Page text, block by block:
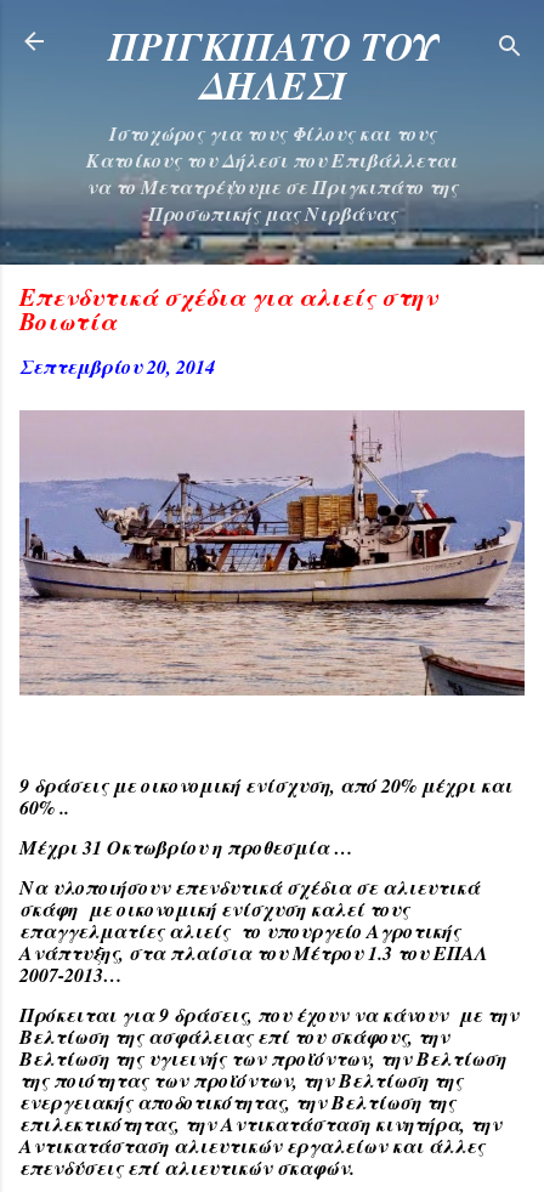
Μετάβαση στο κύριο περιεχόμενο
ΠΡΙΓΚΙΠΑΤΟ ΤΟΥ
ΔΗΛΕΣΙ
Ιστοχώρος για τους Φίλους και τους
Κατοίκους του Δήλεσι που Επιβάλλεται
να το Μετατρέψουμε σε Πριγκιπάτο της
Προσωπικής μας Νιρβάνας
Επενδυτικά σχέδια για αλιείς στην
Βοιωτία
Σεπτεμβρίου 20, 2014
9 δράσεις με οικονομική ενίσχυση, από 20% μέχρι και
60% ..
Μέχρι 31 Οκτωβρίου η προθεσμία …
Να υλοποιήσουν επενδυτικά σχέδια σε αλιευτικά
σκάφη με οικονομική ενίσχυση καλεί τους
επαγγελματίες αλιείς το υπουργείο Αγροτικής
Ανάπτυξης, στα πλαίσια του Μέτρου 1.3 του ΕΠΑΛ
2007-2013…
Πρόκειται για 9 δράσεις, που έχουν να κάνουν με την
Βελτίωση της ασφάλειας επί του σκάφους, την
Βελτίωση της υγιεινής των προϊόντων, την Βελτίωση
της ποιότητας των προϊόντων, την Βελτίωση της
ενεργειακής αποδοτικότητας, την Βελτίωση της
επιλεκτικότητας, την Αντικατάσταση κινητήρα, την
Αντικατάσταση αλιευτικών εργαλείων και άλλες
επενδύσεις επί αλιευτικών σκαφών.